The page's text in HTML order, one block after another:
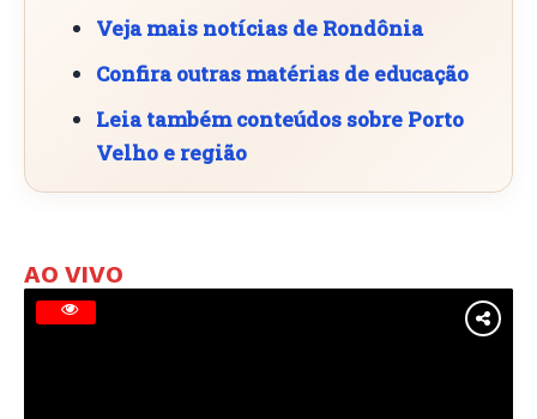
AO VIVO
Veja mais notícias de Rondônia
Confira outras matérias de educação
Leia também conteúdos sobre Porto
Velho e região